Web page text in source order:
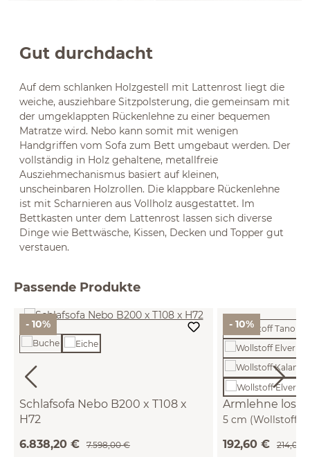
Gut durchdacht
Auf dem schlanken Holzgestell mit Lattenrost liegt die
weiche, ausziehbare Sitzpolsterung, die gemeinsam mit
der umgeklappten Rückenlehne zu einer bequemen
Matratze wird. Nebo kann somit mit wenigen
Handgriffen vom Sofa zum Bett umgebaut werden. Der
vollständig in Holz gehaltene, metallfreie
Ausziehmechanismus basiert auf kleinen,
unscheinbaren Holzrollen. Die klappbare Rückenlehne
ist mit Scharnieren aus Vollholz ausgestattet. Im
Bettkasten unter dem Lattenrost lassen sich diverse
Dinge wie Bettwäsche, Kissen, Decken und Topper gut
verstauen.
Passende Produkte
- 10%
Schlafsofa Nebo B200 x T108 x
H72
Kissen (80 x 55cm) (Wollstoff Elverum
6.838,20 € 7.598,00 €
- 10%
Armlehne lose
5 cm (Wollstoff
192,60 € 214,00